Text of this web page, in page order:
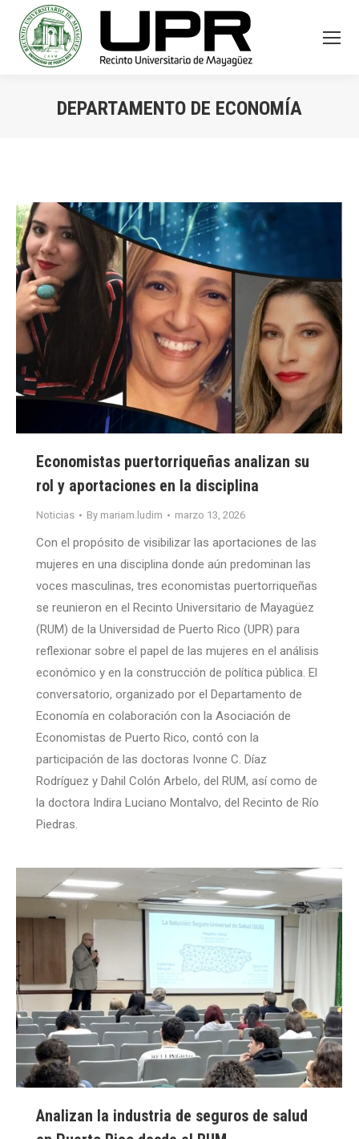
DEPARTAMENTO DE ECONOMÍA
Economistas puertorriqueñas analizan su
rol y aportaciones en la disciplina
Noticias By mariam.ludim marzo 13, 2026
Con el propósito de visibilizar las aportaciones de las
mujeres en una disciplina donde aún predominan las
voces masculinas, tres economistas puertorriqueñas
se reunieron en el Recinto Universitario de Mayagüez
(RUM) de la Universidad de Puerto Rico (UPR) para
reflexionar sobre el papel de las mujeres en el análisis
económico y en la construcción de política pública. El
conversatorio, organizado por el Departamento de
Economía en colaboración con la Asociación de
Economistas de Puerto Rico, contó con la
participación de las doctoras Ivonne C. Díaz
Rodríguez y Dahil Colón Arbelo, del RUM, así como de
la doctora Indira Luciano Montalvo, del Recinto de Río
Piedras.
Analizan la industria de seguros de salud